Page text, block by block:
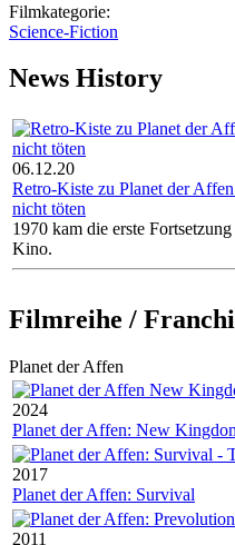
Filmkategorie:
Science-Fiction
News History
06.12.20
Retro-Kiste zu Planet der
nicht töten
1970 kam die erste
Kino.
Filmreihe /
Planet der Affen
2024
Planet der Affen: New
2017
Planet der Affen: Survival
2011